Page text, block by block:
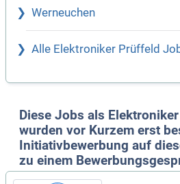
Werneuchen
Alle Elektroniker Prüffeld
Diese Jobs als
wurden vor Kurzem erst
Initiativbewerbung auf
zu einem